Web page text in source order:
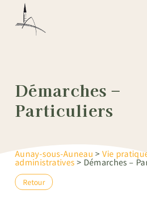
Démarches –
Particuliers
Aunay-sous-Auneau >Vie
administratives > Démarches –
Retour